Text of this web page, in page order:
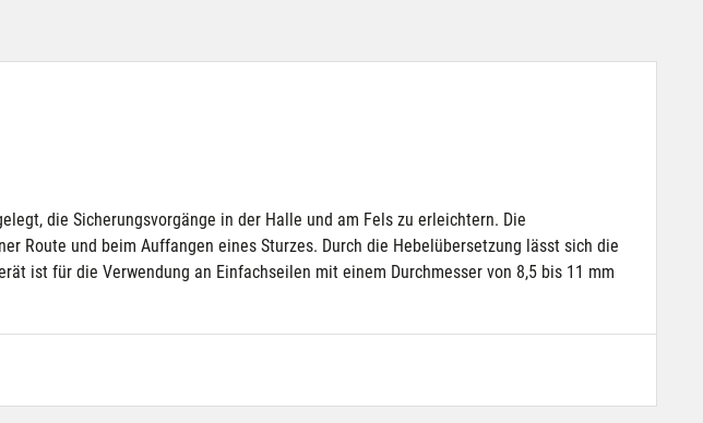
die Sicherungsvorgänge in der Halle und am Fels zu erleichtern. Die
Route und beim Auffangen eines Sturzes. Durch die Hebelübersetzung lässt sich die
ist für die Verwendung an Einfachseilen mit einem Durchmesser von 8,5 bis 11 mm